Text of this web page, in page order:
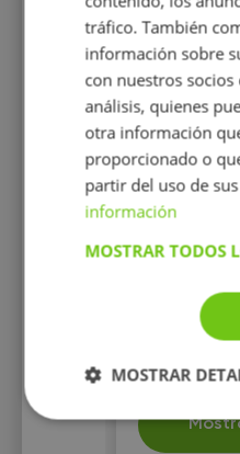
Soy Cellista
Royal
doy clases
todos los
tráfico. También
información sobre
con nuestros
análisis, quienes
otra información
proporcionado o
partir del uso de
información
MOSTRAR TODOS
MOSTRAR